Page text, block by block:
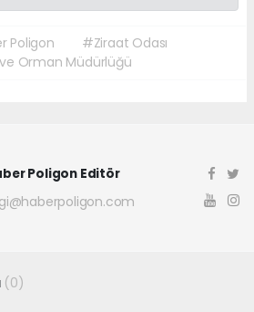
Poligon
#Ziraat Odası
Orman Müdürlüğü
Poligon Editör
(0)